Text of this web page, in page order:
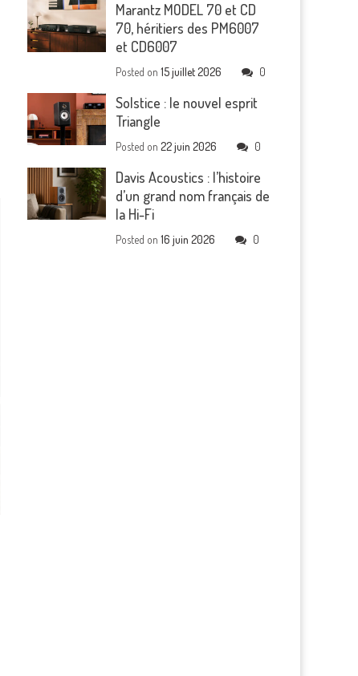
Marantz MODEL 70 et CD
70, héritiers des PM6007
et CD6007
Posted on15 juillet 2026 0
Solstice : le nouvel esprit
Triangle
Posted on22 juin 2026 0
Davis Acoustics : l’histoire
d’un grand nom français de
la Hi-Fi
Posted on16 juin 2026 0